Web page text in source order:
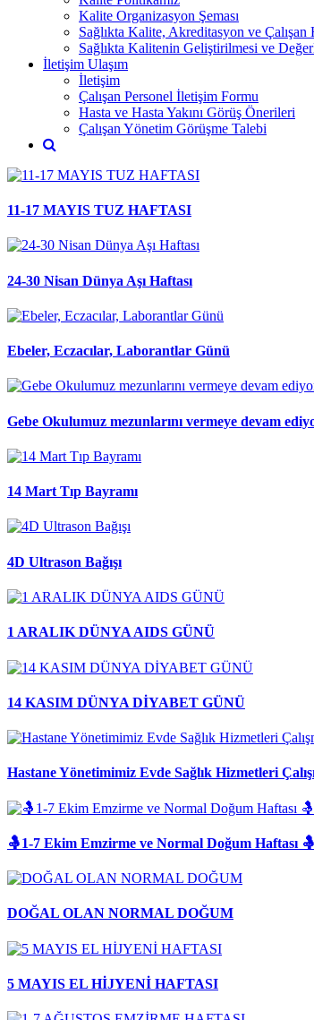
Kalite Organizasyon Şeması
Sağlıkta Kalite, Akreditasyon ve Çalışan
Sağlıkta Kalitenin Geliştirilmesi ve
İletişim Ulaşım
İletişim
Çalışan Personel İletişim Formu
Hasta ve Hasta Yakını Görüş Önerileri
Çalışan Yönetim Görüşme Talebi
11-17 MAYIS TUZ HAFTASI
24-30 Nisan Dünya Aşı Haftası
Ebeler, Eczacılar, Laborantlar Günü
Gebe Okulumuz mezunlarını vermeye devam
14 Mart Tıp Bayramı
4D Ultrason Bağışı
1 ARALIK DÜNYA AIDS GÜNÜ
14 KASIM DÜNYA DİYABET GÜNÜ
Hastane Yönetimimiz Evde Sağlık Hizmetleri
🤱1-7 Ekim Emzirme ve Normal Doğum Haftası 🤱
DOĞAL OLAN NORMAL DOĞUM
5 MAYIS EL HİJYENİ HAFTASI